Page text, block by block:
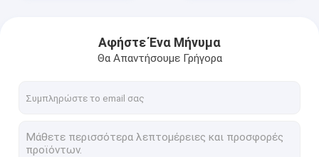
Αφήστε Ένα Μήνυμα
Θα Απαντήσουμε Γρήγορα